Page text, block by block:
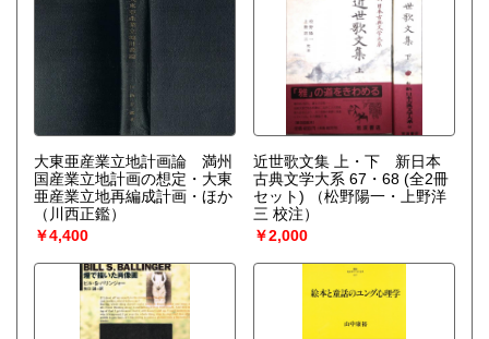
大東亜産業立地計画論 満州
国産業立地計画の想定・大東
亜産業立地再編成計画・ほか
（川西正鑑）
￥4,400
近世歌文集 上・下 新日本
古典文学大系 67・68 (全2冊
セット)
（松野陽一・上野洋
三 校注）
￥2,000